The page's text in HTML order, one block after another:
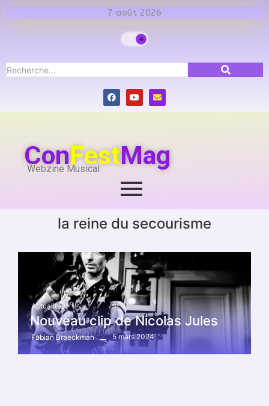
7 août 2026
ConFestMag
Webzine Musical
la reine du secourisme
Actualité
Nouveau clip de Nicolas Jules
Fabian Braeckman 5 mars 2024